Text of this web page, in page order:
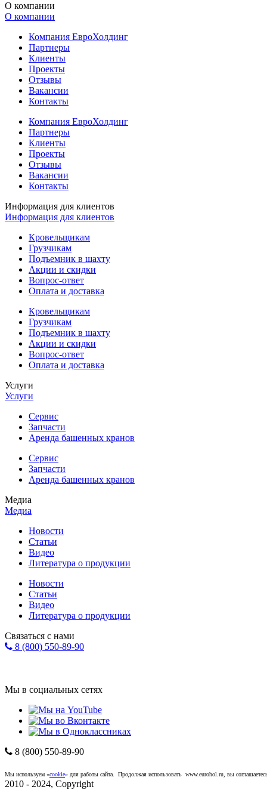
О компании
О компании
Компания ЕвроХолдинг
Партнеры
Клиенты
Проекты
Отзывы
Вакансии
Контакты
Компания ЕвроХолдинг
Партнеры
Клиенты
Проекты
Отзывы
Вакансии
Контакты
Информация для клиентов
Информация для клиентов
Кровельщикам
Грузчикам
Подъемник в шахту
Акции и скидки
Вопрос-ответ
Оплата и доставка
Кровельщикам
Грузчикам
Подъемник в шахту
Акции и скидки
Вопрос-ответ
Оплата и доставка
Услуги
Услуги
Сервис
Запчасти
Аренда башенных кранов
Сервис
Запчасти
Аренда башенных кранов
Медиа
Медиа
Новости
Статьи
Видео
Литература о продукции
Новости
Статьи
Видео
Литература о продукции
Связаться с нами
8 (800) 550-89-90
Мы в социальных сетях
8 (800) 550-89-90
Мы используем «cookie» для работы сайта. Продолжая использовать www.eurohol.ru, вы
2010 - 2024, Copyright